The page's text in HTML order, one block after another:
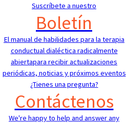
Suscríbete a nuestro
Boletín
El manual de habilidades para la terapia
conductual dialéctica radicalmente
abiertapara recibir actualizaciones
periódicas, noticias y próximos eventos
¿Tienes una pregunta?
Contáctenos
We're happy to help and answer any